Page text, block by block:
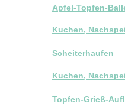
Apfel-Topfen-
Kuchen,
Scheiterhaufen
Kuchen,
Topfen-Grieß-